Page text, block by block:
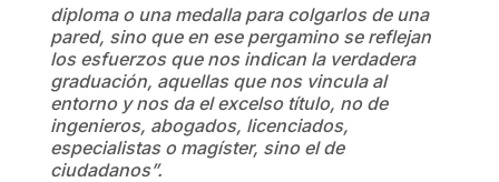
diploma o una medalla para colgarlos de una
pared, sino que en ese pergamino se reflejan
los esfuerzos que nos indican la verdadera
graduación, aquellas que nos vincula al
entorno y nos da el excelso título, no de
ingenieros, abogados, licenciados,
especialistas o magíster, sino el de
ciudadanos”.